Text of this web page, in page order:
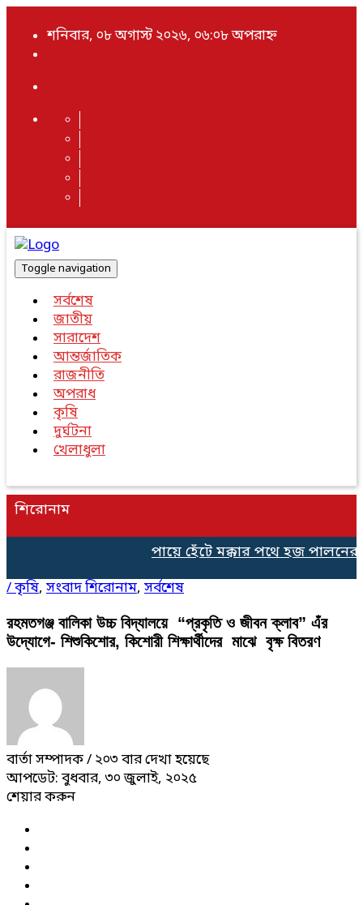
শনিবার, ০৮ অগাস্ট ২০২৬, ০৬:০৮ অপরাহ্ন
Toggle navigation
সর্বশেষ
জাতীয়
সারাদেশ
আন্তর্জাতিক
রাজনীতি
অপরাধ
কৃষি
দুর্ঘটনা
খেলাধুলা
শিরোনাম
পায়ে হেঁটে মক্কার পথে হজ পালনের
/কৃষি, সংবাদ শিরোনাম, সর্বশেষ
রহমতগঞ্জ বালিকা উচ্চ বিদ্যালয়ে “প্রকৃতি ও জীবন ক্লাব” এঁর
উদ্যোগে- শিশুকিশোর, কিশোরী শিক্ষার্থীদের মাঝে বৃক্ষ বিতরণ
বার্তা সম্পাদক/ ২০৩ বার দেখা হয়েছে
আপডেট: বুধবার, ৩০ জুলাই, ২০২৫
শেয়ার করুন